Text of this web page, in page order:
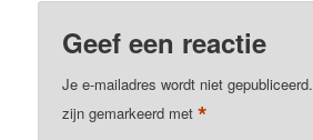
Geef een reactie
Je e-mailadres wordt niet gepubliceerd.
zijn gemarkeerd met*